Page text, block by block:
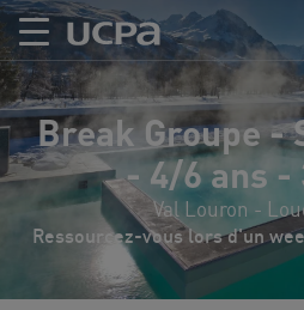
Break Groupe -
- 4/6 ans -
Val Louron -
Ressourcez-vous lors d'un